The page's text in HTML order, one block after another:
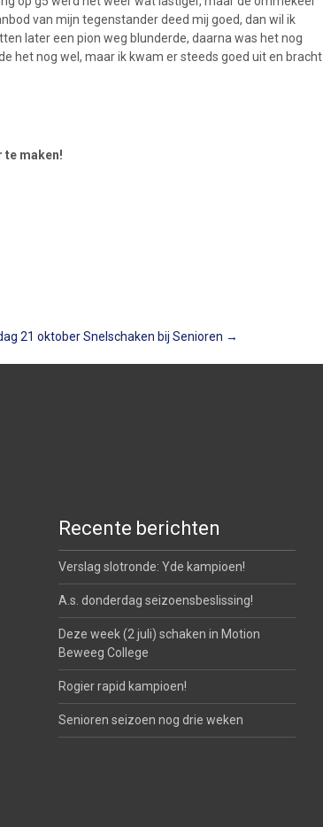
van mijn tegenstander deed mij goed, dan wil ik
later een pion weg blunderde, daarna was het nog
het nog wel, maar ik kwam er steeds goed uit en bracht
te maken!
21 oktober Snelschaken bij Senioren →
Recente berichten
Verslag slotronde: Yde kampioen!
A.s. donderdag seizoensbeslissing!
Deze week (2 juli) schaken in Motion
Beweeg College
Rogier rapid kampioen!
Senioren seizoen nog drie weken